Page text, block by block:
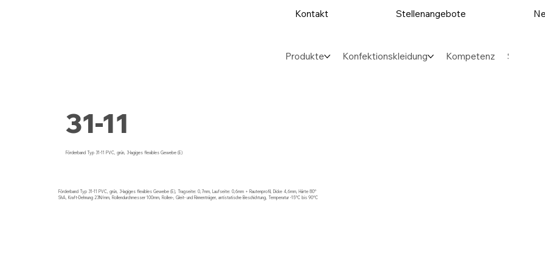
Kontakt Stellenangebote
Produkte Konfektionskleidung Kompetenz Sektoren
31-11
Förderband Typ 31-11 PVC, grün, 3-lagiges flexibles Gewebe (E)
Förderband Typ 31-11 PVC, grün, 3-lagiges flexibles Gewebe (E), Tragseite: 0,7mm, Laufseite: 0,6mm + Rautenprofil, Dicke 4,6mm, Härte 80°
ShA, Kraft-Dehnung 23N/mm, Rollendurchmesser 100mm, Rollen-, Gleit- und Rinnenträger, antistatische Beschichtung, Temperatur -15°C bis 90°C